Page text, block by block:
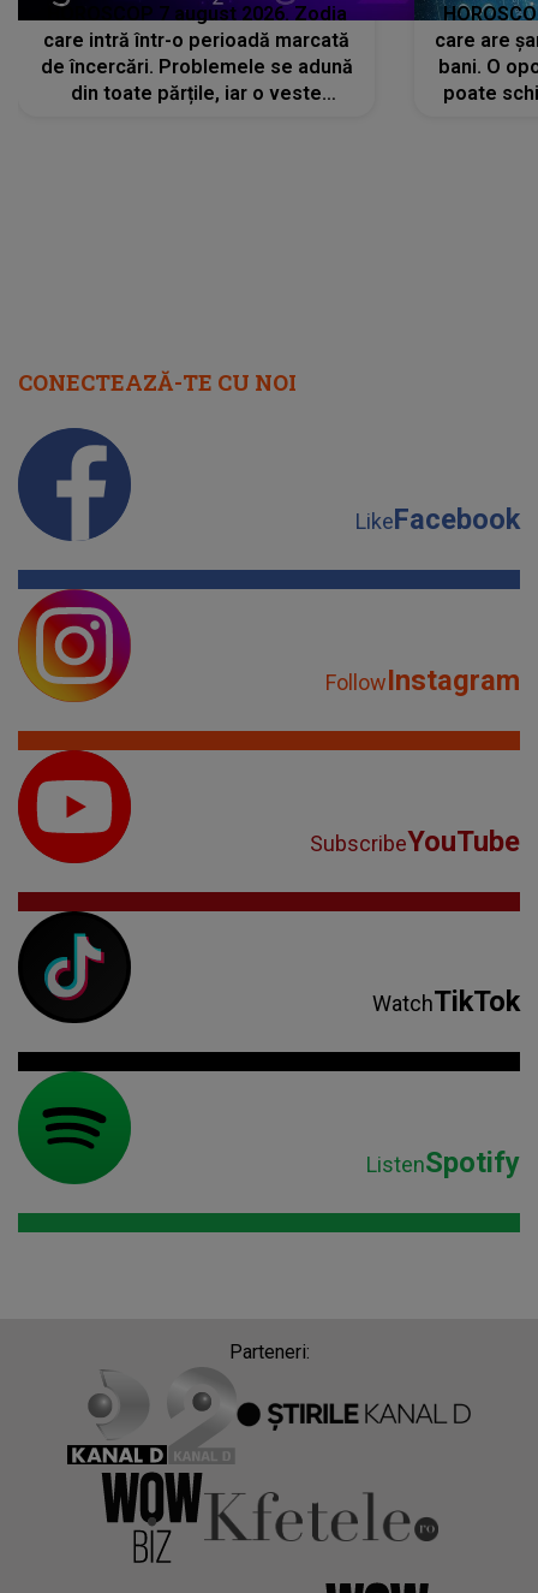
HOROSCOP 7 august 2026. Zodia
care intră într-o perioadă marcată
de încercări. Problemele se adună
din toate părțile, iar o veste
care are
bani. O
poate
CONECTEAZĂ-TE CU NOI
LikeFacebook
FollowInstagram
SubscribeYouTube
WatchTikTok
ListenSpotify
Parteneri: